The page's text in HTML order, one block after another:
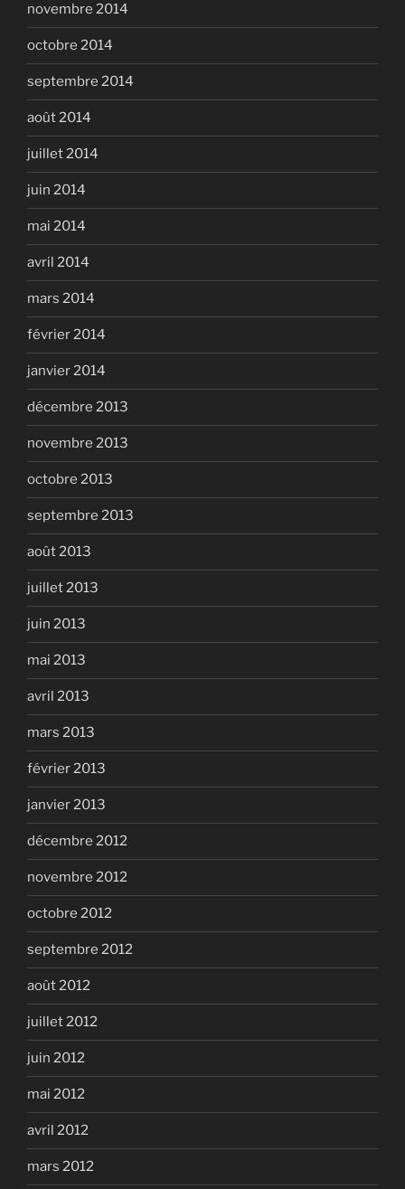
novembre 2014
octobre 2014
septembre 2014
août 2014
juillet 2014
juin 2014
mai 2014
avril 2014
mars 2014
février 2014
janvier 2014
décembre 2013
novembre 2013
octobre 2013
septembre 2013
août 2013
juillet 2013
juin 2013
mai 2013
avril 2013
mars 2013
février 2013
janvier 2013
décembre 2012
novembre 2012
octobre 2012
septembre 2012
août 2012
juillet 2012
juin 2012
mai 2012
avril 2012
mars 2012